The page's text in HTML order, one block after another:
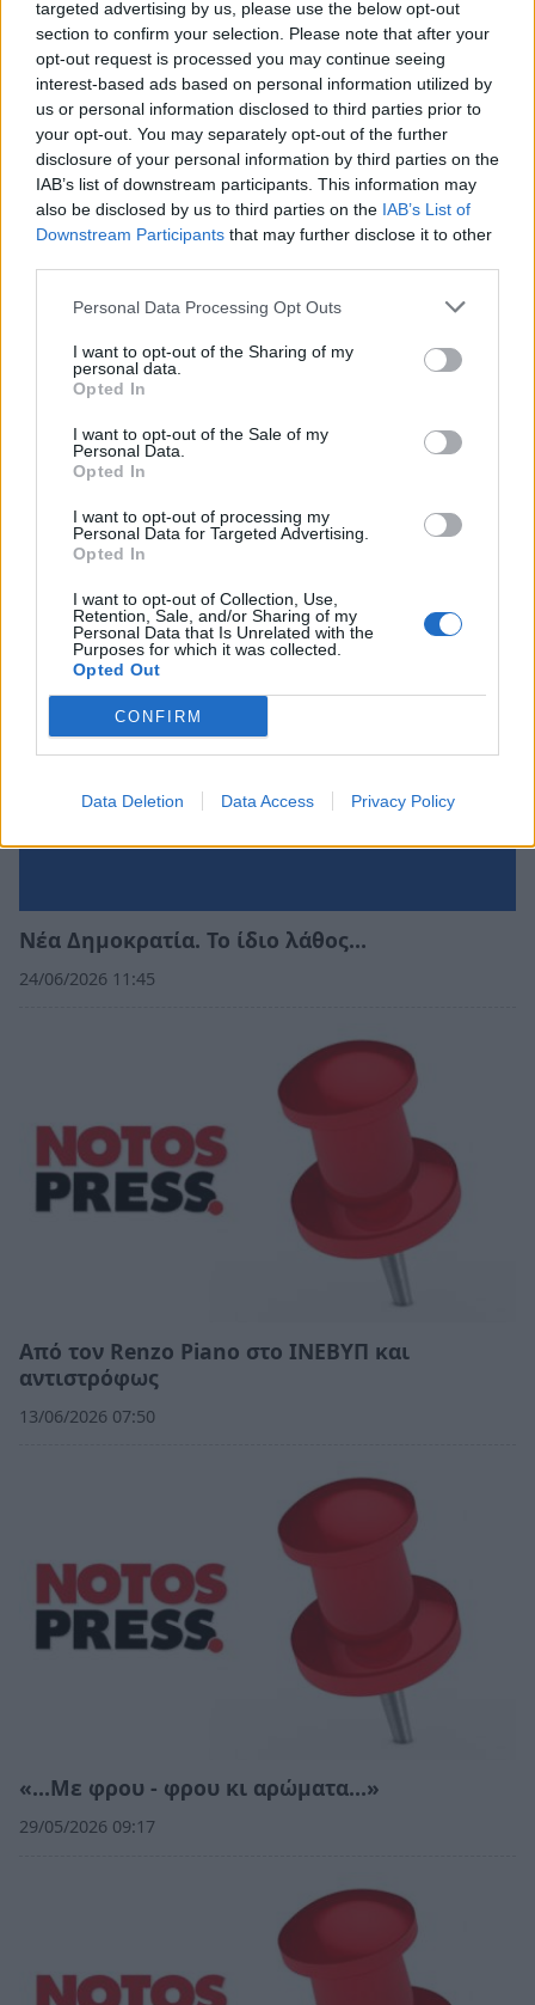
targeted advertising by us, please use the below opt-out
section to confirm your selection. Please note that after your
opt-out request is processed you may continue seeing
interest-based ads based on personal information utilized by
us or personal information disclosed to third parties prior to
your opt-out. You may separately opt-out of the further
disclosure of your personal information by third parties on the
IAB’s list of downstream participants. This information may
also be disclosed by us to third parties on the IAB’s List of
Downstream Participants that may further disclose it to other
Personal Data Processing Opt Outs
I want to opt-out of the Sharing of my
personal data.
Opted In
I want to opt-out of the Sale of my
Personal Data.
Opted In
I want to opt-out of processing my
Personal Data for Targeted Advertising.
Opted In
I want to opt-out of Collection, Use,
Retention, Sale, and/or Sharing of my
Personal Data that Is Unrelated with the
Purposes for which it was collected.
Opted Out
CONFIRM
Data Deletion Data Access Privacy Policy
Κοντά στα ξερά καίγονται και τα χλωρά!
31/07/2026 09:17
Η «think tank των πούρων»!
02/07/2026 08:55
Νέα Δημοκρατία. Το ίδιο λάθος…
24/06/2026 11:45
Από τον Renzo Piano στο ΙΝΕΒΥΠ και
αντιστρόφως
13/06/2026 07:50
«…Με φρου - φρου κι αρώματα…»
29/05/2026 09:17